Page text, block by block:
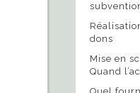
dons
Mise en
Quand